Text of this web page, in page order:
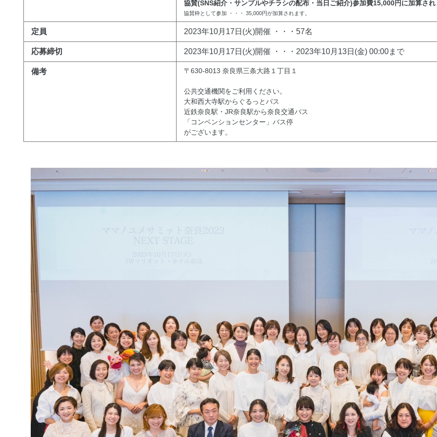
協賛(SNS紹介・サンプルやチラシの配布・当日ご紹介)参加費15,000円に加算され
協賛枠として参加 ・・・ 35,000円が加算されます。
定員 2023年10月17日(火)開催 ・・・57名
応募締切 2023年10月17日(火)開催 ・・・2023年10月13日(金) 00:00まで
備考 〒630-8013 奈良県三条大路１丁目１
公共交通機関をご利用ください。
大和西大寺駅からぐるっとバス
近鉄奈良駅・JR奈良駅から奈良交通バス
「コンベンションセンター」バス停
がございます。